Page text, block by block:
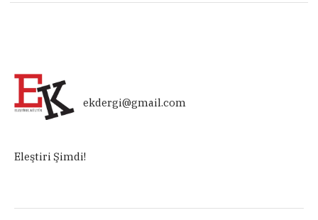
ekdergi@gmail.com
Eleştiri Şimdi!